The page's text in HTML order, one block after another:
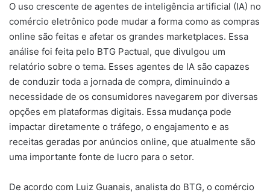
O uso crescente de agentes de inteligência artificial (IA) no
comércio eletrônico pode mudar a forma como as compras
online são feitas e afetar os grandes marketplaces. Essa
análise foi feita pelo BTG Pactual, que divulgou um
relatório sobre o tema. Esses agentes de IA são capazes
de conduzir toda a jornada de compra, diminuindo a
necessidade de os consumidores navegarem por diversas
opções em plataformas digitais. Essa mudança pode
impactar diretamente o tráfego, o engajamento e as
receitas geradas por anúncios online, que atualmente são
uma importante fonte de lucro para o setor.
De acordo com Luiz Guanais, analista do BTG, o comércio